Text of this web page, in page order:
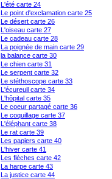
L'été carte 24
Le point d'exclamation carte 25
Le désert carte 26
L'oiseau carte 27
Le cadeau carte 28
La poignée de main carte 29
la balance carte 30
Le chien carte 31
Le serpent carte 32
Le stéthoscope carte 33
L'écureuil carte 34
L'hôpital carte 35
Le coeur partagé carte 36
Le coquillage carte 37
L'éléphant carte 38
Le rat carte 39
Les papiers carte 40
L'hiver carte 41
Les flèches carte 42
La harpe carte 43
La justice carte 44